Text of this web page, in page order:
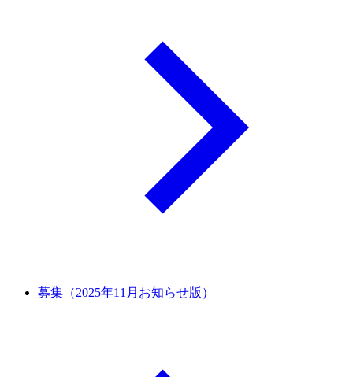
募集（2025年11月お知らせ版）